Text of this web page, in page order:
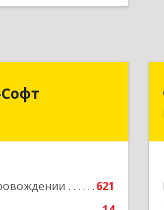
621
Софт
обл, Тамбов г,